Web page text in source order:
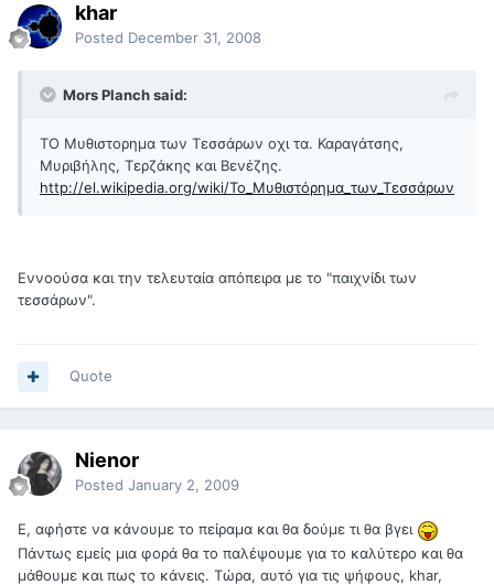
khar
Posted December 31, 2008
Mors Planch said:
ΤΟ Μυθιστορημα των Τεσσάρων οχι τα. Καραγάτσης,
Μυριβήλης, Τερζάκης και Βενέζης.
http://el.wikipedia.org/wiki/Το_Μυθιστόρημα_των_Τεσσάρων
Εννοούσα και την τελευταία απόπειρα με το "παιχνίδι των
τεσσάρων".
Quote
Nienor
Posted January 2, 2009
Ε, αφήστε να κάνουμε το πείραμα και θα δούμε τι θα βγει
Πάντως εμείς μια φορά θα το παλέψουμε για το καλύτερο και θα
μάθουμε και πως το κάνεις. Τώρα, αυτό για τις ψήφους, khar,